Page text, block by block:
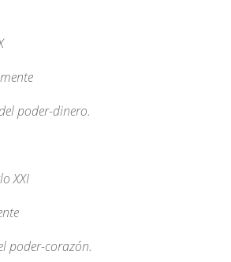
poder-dinero.
XXI
poder-corazón.